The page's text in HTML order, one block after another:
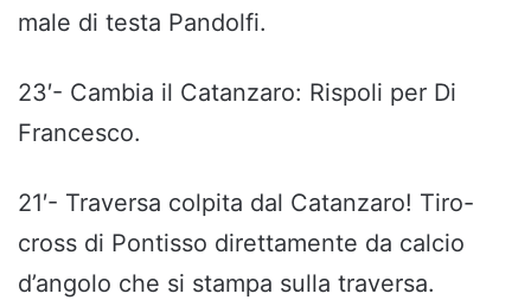
male di testa Pandolfi.
23′- Cambia il Catanzaro: Rispoli per Di
Francesco.
21′- Traversa colpita dal Catanzaro! Tiro-
cross di Pontisso direttamente da calcio
d’angolo che si stampa sulla traversa.